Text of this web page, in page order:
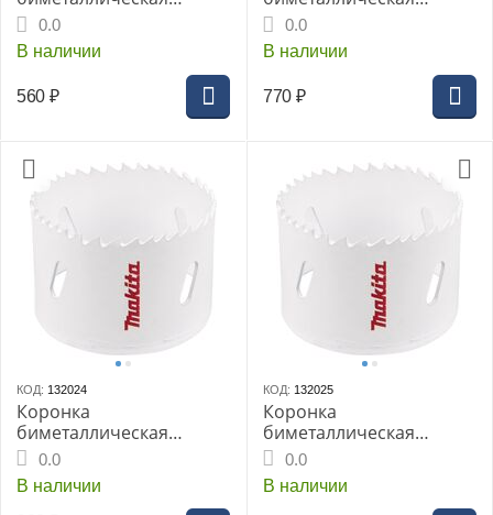
MAKITA BI-M 54мм (D-
24876)
0.0
В наличии
560 ₽
MAKITA BI-M 57мм (D-
17099)
0.0
В наличии
770 ₽
КОД: 132024
Коронка
биметаллическая
MAKITA BI-M 60мм (D-
25688)
0.0
В наличии
КОД: 132025
Коронка
биметаллическая
MAKITA BI-M 64мм (D-
30140)
0.0
В наличии